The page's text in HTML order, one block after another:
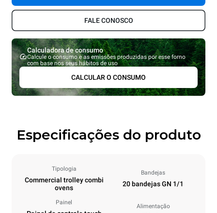
FALE CONOSCO
Calculadora de consumo
Calcule o consumo e as emissões produzidas por esse forno
com base nos seus hábitos de uso
CALCULAR O CONSUMO
Especificações do produto
Tipologia
Commercial trolley combi
ovens
Bandejas
20 bandejas GN 1/1
Painel
Alimentação